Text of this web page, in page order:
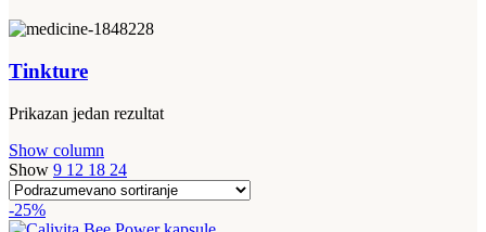
Tinkture
Prikazan jedan rezultat
Show column
Show 9 12 18 24
-25%